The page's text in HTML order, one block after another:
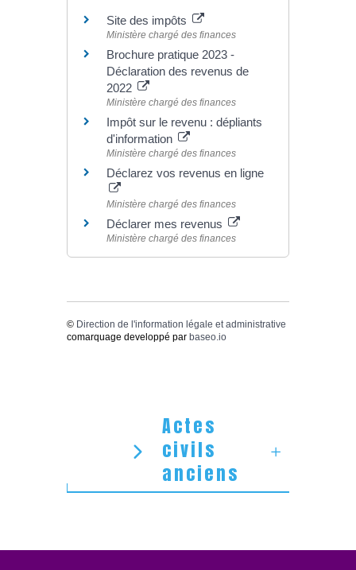
Site des impôts
Ministère chargé des finances
Brochure pratique 2023 -
Déclaration des revenus de
2022
Ministère chargé des finances
Impôt sur le revenu : dépliants
d'information
Ministère chargé des finances
Déclarez vos revenus en ligne
Ministère chargé des finances
Déclarer mes revenus
Ministère chargé des finances
© Direction de l'information légale et administrative
comarquage developpé par baseo.io
Actes
civils
anciens